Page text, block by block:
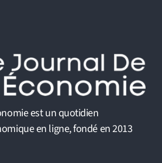
est un quotidien
en ligne, fondé en 2013